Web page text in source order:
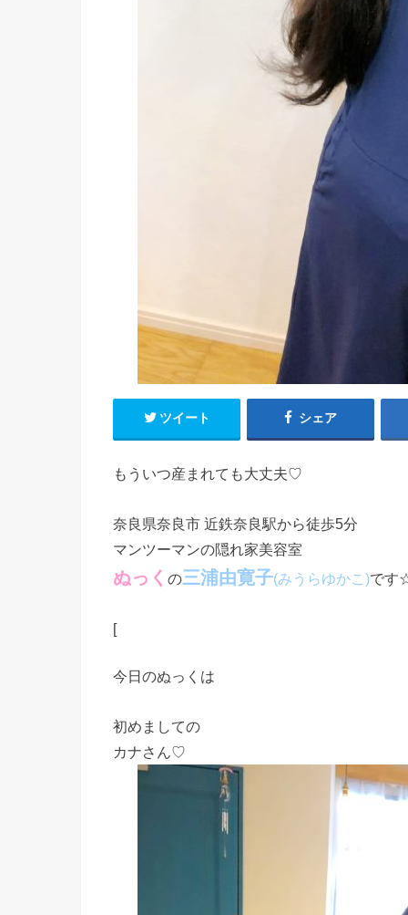
ツイート シェア
もういつ産まれても大丈夫♡
奈良県奈良市 近鉄奈良駅から徒歩5分
マンツーマンの隠れ家美容室
ぬっく の三浦由寛子(みうらゆかこ)です
[
今日のぬっくは
初めましての
カナさん♡